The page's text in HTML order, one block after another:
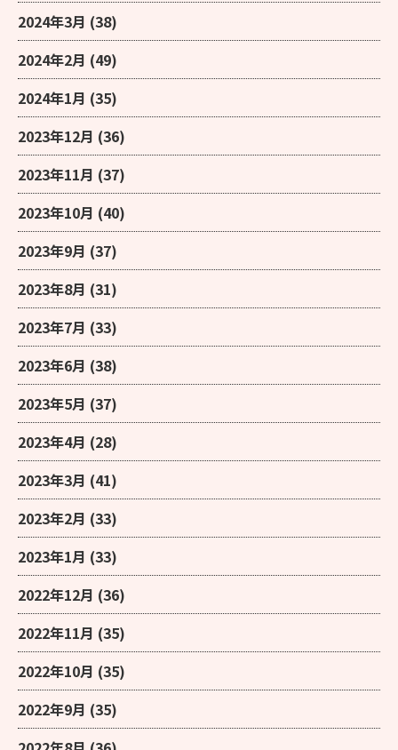
2024年3月 (38)
2024年2月 (49)
2024年1月 (35)
2023年12月 (36)
2023年11月 (37)
2023年10月 (40)
2023年9月 (37)
2023年8月 (31)
2023年7月 (33)
2023年6月 (38)
2023年5月 (37)
2023年4月 (28)
2023年3月 (41)
2023年2月 (33)
2023年1月 (33)
2022年12月 (36)
2022年11月 (35)
2022年10月 (35)
2022年9月 (35)